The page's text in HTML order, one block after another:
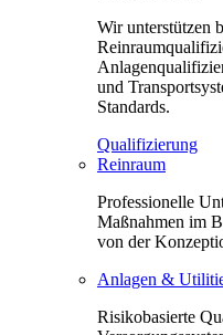
Wir unterstützen
und
Standards.
Qualifizierung
Reinraum
Professionelle
Maßnahmen im
von der
Anlagen &
Risikobasierte